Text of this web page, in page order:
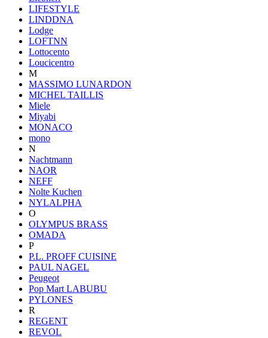
LIFESTYLE
LINDDNA
Lodge
LOFTNN
Lottocento
Loucicentro
M
MASSIMO LUNARDON
MICHEL TAILLIS
Miele
Miyabi
MONACO
mono
N
Nachtmann
NAOR
NEFF
Nolte Kuchen
NYLALPHA
O
OLYMPUS BRASS
OMADA
P
P.L. PROFF CUISINE
PAUL NAGEL
Peugeot
Pop Mart LABUBU
PYLONES
R
REGENT
REVOL